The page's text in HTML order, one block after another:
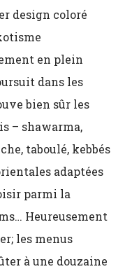
design coloré
en plein
dans les
bien sûr les
– shawarma,
taboulé, kebbés
adaptées
parmi la
Heureusement
les menus
à une douzaine